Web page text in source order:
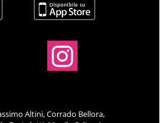
Altini, Corrado Bellora,